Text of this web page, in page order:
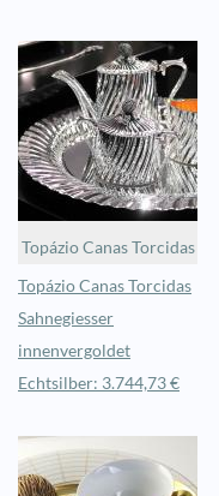
Topázio Canas Torcidas
Topázio Canas Torcidas
Sahnegiesser
innenvergoldet
Echtsilber: 3.744,73 €